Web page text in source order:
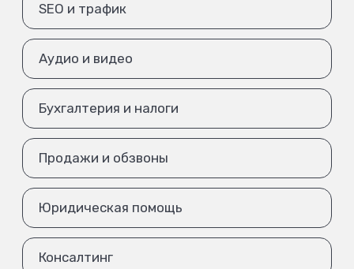
SEO и трафик
Аудио и видео
Бухгалтерия и налоги
Продажи и обзвоны
Юридическая помощь
Консалтинг